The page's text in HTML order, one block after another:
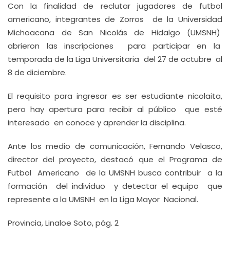
Con la finalidad de reclutar jugadores de futbol
americano, integrantes de Zorros de la Universidad
Michoacana de San Nicolás de Hidalgo (UMSNH)
abrieron las inscripciones para participar en la
temporada de la Liga Universitaria del 27 de octubre al
8 de diciembre.
El requisito para ingresar es ser estudiante nicolaita,
pero hay apertura para recibir al público que esté
interesado en conoce y aprender la disciplina.
Ante los medio de comunicación, Fernando Velasco,
director del proyecto, destacó que el Programa de
Futbol Americano de la UMSNH busca contribuir a la
formación del individuo y detectar el equipo que
represente a la UMSNH en la Liga Mayor Nacional.
Provincia, Linaloe Soto, pág. 2